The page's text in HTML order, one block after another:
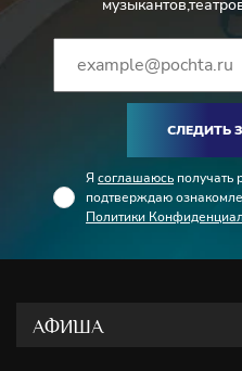
СЛЕДИТЬ
Я соглашаюсь получать
подтверждаю
Политики
АФИША